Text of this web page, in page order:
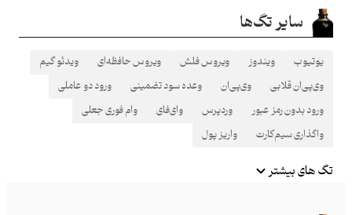
سایر تگ‌ها
یوتیوب ویندوز ویروس فلش ویروس حافظه‌ای
ویدئو گیم
وی‌پی‌ان قلابی
وی‌پی‌ان وعده سود تضمینی
ورود دو عاملی
ورود بدون رمز عبور
وردپرس وای‌فای
وام فوری جعلی
واگذاری سیم‌کارت
واریز پول
تگ های بیشتر